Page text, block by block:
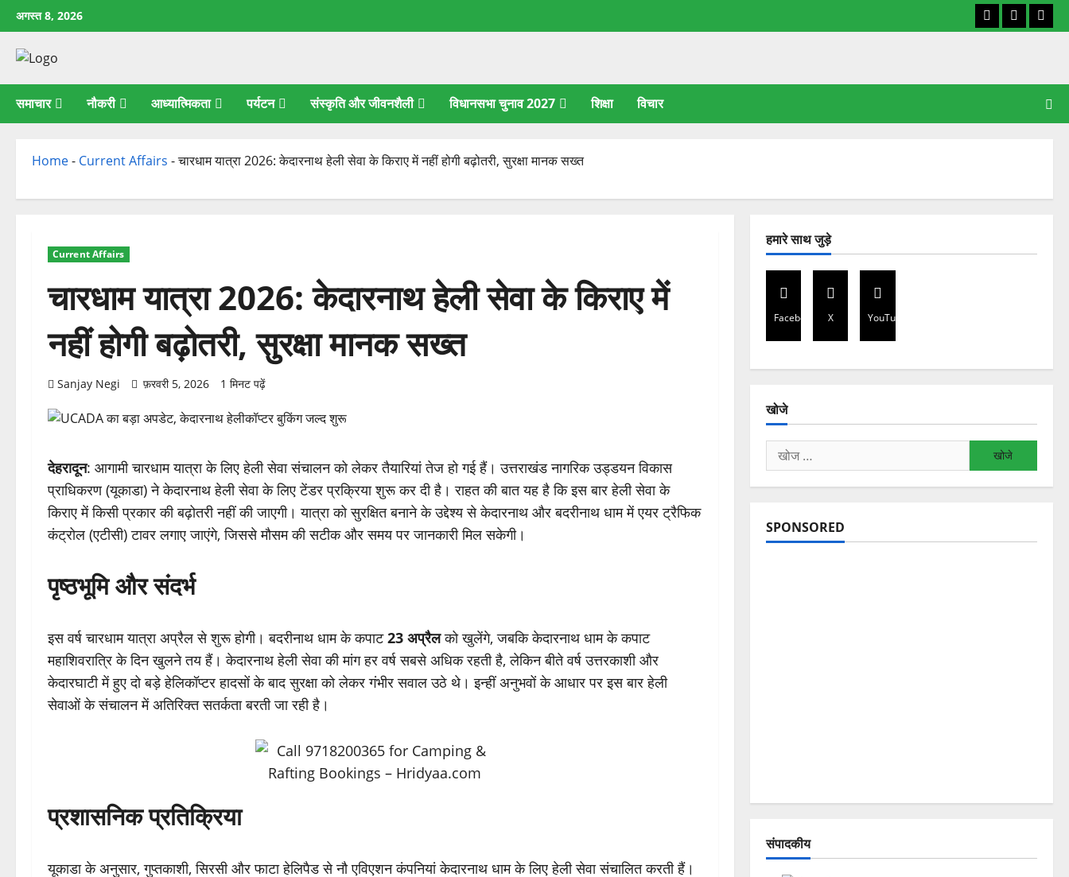
छोड़कर
सामग्री
अगस्त 8, 2026 Facebook
X
समाचार नौकरी आध्यात्मिकता पर्यटन संस्कृति और जीवनशैली विधानसभा चुनाव 2027 शिक्षा विचार
Home- Current Affairs -चारधाम यात्रा 2026: केदारनाथ हेली सेवा के किराए में नहीं होगी बढ़ोतरी, सुरक्षा मानक सख्त
Current Affairs
चारधाम यात्रा 2026: केदारनाथ हेली सेवा के किराए में
नहीं होगी बढ़ोतरी, सुरक्षा मानक सख्त
Sanjay Negi फ़रवरी 5, 2026 1 मिनट पढ़ें
देहरादून: आगामी चारधाम यात्रा के लिए हेली सेवा संचालन को लेकर तैयारियां तेज हो गई हैं। उत्तराखंड नागरिक उड्डयन विकास
प्राधिकरण (यूकाडा) ने केदारनाथ हेली सेवा के लिए टेंडर प्रक्रिया शुरू कर दी है। राहत की बात यह है कि इस बार हेली सेवा के
किराए में किसी प्रकार की बढ़ोतरी नहीं की जाएगी। यात्रा को सुरक्षित बनाने के उद्देश्य से केदारनाथ और बदरीनाथ धाम में एयर ट्रैफिक
कंट्रोल (एटीसी) टावर लगाए जाएंगे, जिससे मौसम की सटीक और समय पर जानकारी मिल सकेगी।
पृष्ठभूमि और संदर्भ
इस वर्ष चारधाम यात्रा अप्रैल से शुरू होगी। बदरीनाथ धाम के कपाट23 अप्रैलको खुलेंगे, जबकि केदारनाथ धाम के कपाट
महाशिवरात्रि के दिन खुलने तय हैं। केदारनाथ हेली सेवा की मांग हर वर्ष सबसे अधिक रहती है, लेकिन बीते वर्ष उत्तरकाशी और
केदारघाटी में हुए दो बड़े हेलिकॉप्टर हादसों के बाद सुरक्षा को लेकर गंभीर सवाल उठे थे। इन्हीं अनुभवों के आधार पर इस बार हेली
सेवाओं के संचालन में अतिरिक्त सतर्कता बरती जा रही है।
प्रशासनिक प्रतिक्रिया
यूकाडा के अनुसार, गुप्तकाशी, सिरसी और फाटा हेलिपैड से नौ एविएशन कंपनियां केदारनाथ धाम के लिए हेली सेवा संचालित करती हैं।
हमारे साथ जुड़े
Facebook X YouTube
खोजे
निम्न
को
खोजें:
SPONSORED
संपादकीय